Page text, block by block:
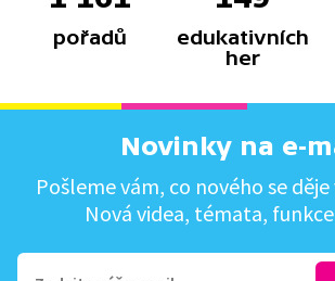
pořadů
edukativních
her
Novinky na e-
Pošleme vám, co nového se děje
Nová videa, témata,